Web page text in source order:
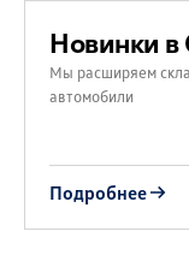
Новинки в
Мы расширяем
автомобили
Подробнее